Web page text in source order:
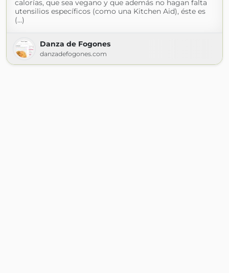
calorías, que sea vegano y que además no hagan falta
utensilios específicos (como una Kitchen Aid), éste es
(...)
Danza de Fogones
danzadefogones.com